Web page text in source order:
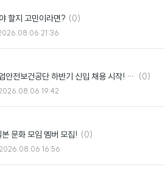
할지 고민이라면? 댓
(0)
21:36
공공기관 정규직 취업! 한국산업안전보건공단 하반기 신입 채용 시작! (~8/24) 댓
(0)
19:42
문화 모임 멤버 모집! 댓
(0)
2026.08.06 16:56